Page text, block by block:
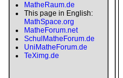
MatheRaum.de
This page in English:
MathSpace.org
MatheForum.net
SchulMatheForum.de
UniMatheForum.de
TeXimg.de